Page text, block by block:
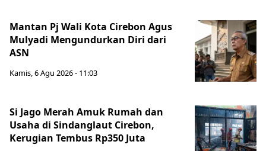
Mantan Pj Wali Kota Cirebon Agus
Mulyadi Mengundurkan Diri dari
ASN
Kamis, 6 Agu 2026 - 11:03
Si Jago Merah Amuk Rumah dan
Usaha di Sindanglaut Cirebon,
Kerugian Tembus Rp350 Juta